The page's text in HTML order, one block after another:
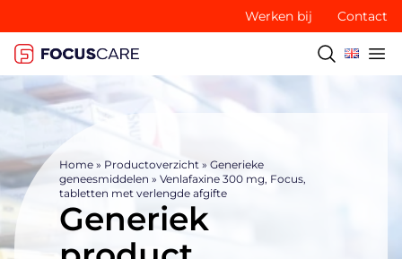
Werken bij Contact
Home » Productoverzicht » Generieke
geneesmiddelen » Venlafaxine 300 mg, Focus,
tabletten met verlengde afgifte
Generiek